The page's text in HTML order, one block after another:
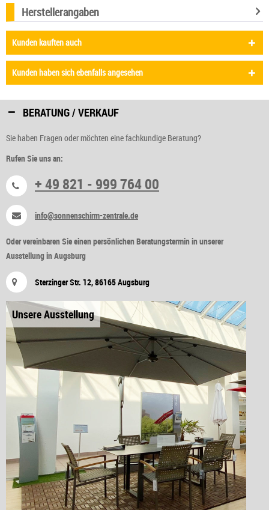
Herstellerangaben
Kunden kauften auch
Kunden haben sich ebenfalls angesehen
BERATUNG / VERKAUF
Sie haben Fragen oder möchten eine fachkundige Beratung?
Rufen Sie uns an:
+ 49 821 - 999 764 00
info@sonnenschirm-zentrale.de
Oder vereinbaren Sie einen persönlichen Beratungstermin in unserer
Ausstellung in Augsburg
Sterzinger Str. 12, 86165 Augsburg
Unsere Ausstellung